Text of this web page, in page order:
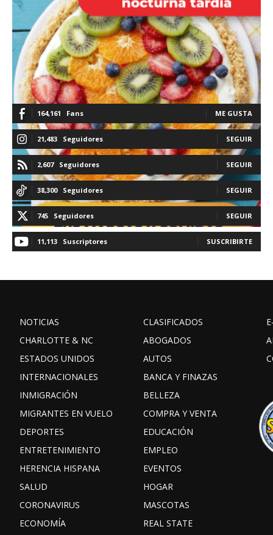
164,161 Fans ME GUSTA
21,483 Seguidores SEGUIR
2,607 Seguidores SEGUIR
38,300 Seguidores SEGUIR
745 Seguidores SEGUIR
11,113 Suscriptores SUSCRIBIRTE
NOTICIAS
CHARLOTTE & NC
ESTADOS UNIDOS
INTERNACIONALES
INMIGRACIÓN
MIGRANTES EN VUELO
DEPORTES
ENTRETENIMIENTO
HERENCIA HISPANA
SALUD
CORONAVIRUS
ECONOMÍA
CLASIFICADOS
ABOGADOS
AUTOS
BANCA Y FINAZAS
BELLEZA
COMPRA Y VENTA
EDUCACIÓN
EMPLEO
EVENTOS
HOGAR
MASCOTAS
REAL STATE